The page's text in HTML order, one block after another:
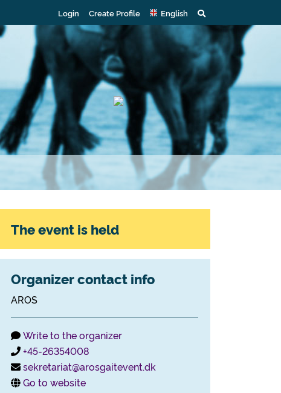
Login Create Profile English
The event is held
Organizer contact info
AROS
Write to the organizer
+45-26354008
sekretariat@arosgaitevent.dk
Go to website